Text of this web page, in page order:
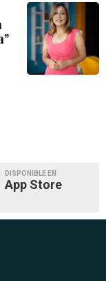
DISPONIBLE EN
App Store